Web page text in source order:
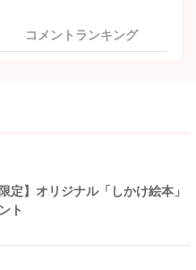
コメントランキング
定】オリジナル「しかけ絵本」
ト